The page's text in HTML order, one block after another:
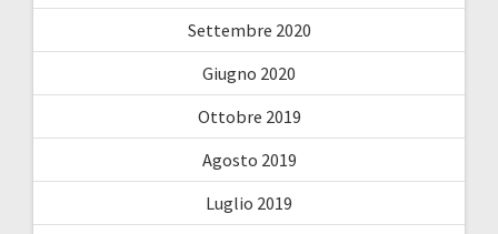
Settembre 2020
Giugno 2020
Ottobre 2019
Agosto 2019
Luglio 2019